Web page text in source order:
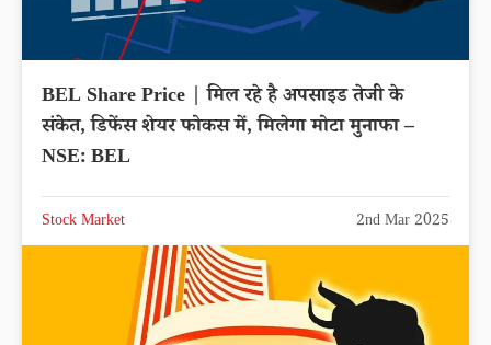
BEL Share Price | मिल रहे है अपसाइड तेजी के
संकेत, डिफेंस शेयर फोकस में, मिलेगा मोटा मुनाफा –
NSE: BEL
Stock Market 2nd Mar 2025